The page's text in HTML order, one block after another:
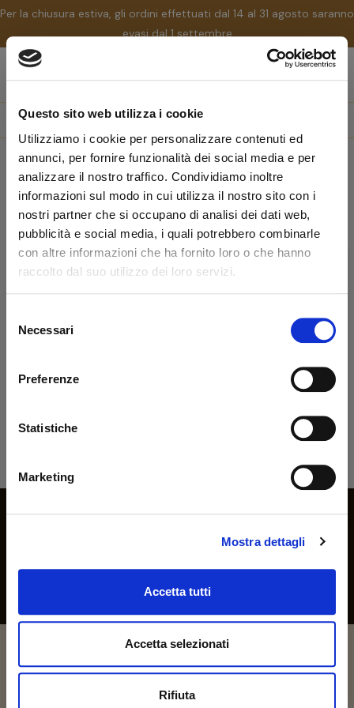
Questo sito web utilizza i cookie
Utilizziamo i cookie per personalizzare contenuti ed
annunci, per fornire funzionalità dei social media e per
analizzare il nostro traffico. Condividiamo inoltre
informazioni sul modo in cui utilizza il nostro sito con i
nostri partner che si occupano di analisi dei dati web,
pubblicità e social media, i quali potrebbero combinarle
con altre informazioni che ha fornito loro o che hanno
raccolto dal suo utilizzo dei loro servizi.
delNecessari
Preferenze
Statistiche
Marketing
Mostra dettagli
Accetta tutti
Accetta selezionati
Rifiuta
Per la chiusura estiva, gli ordini effettuati dal 14 al 31 agosto saranno
evasi dal 1 settembre
☰
Home Marchi Credo
Credo
Non ci sono ancora prodotti disponibili
Resta in contatto! Altri prodotti verranno mostrati qui
Iscriviti alla nostra newsletter
privacy policy
Up&Up - Agenzia comunicazione Brescia